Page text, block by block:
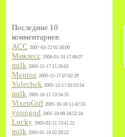
Последние 10
комментариев:
ACC 2007-03-22 01:36:09
Миклесс 2006-01-24 17:06:07
milk 2005-12-17 11:26:02
Mentoz 2005-12-17 07:02:29
Yulechek 2005-12-17 03:53:34
milk 2005-10-11 13:54:35
VixenGirl 2005-10-10 11:42:33
youngod 2005-10-09 18:52:16
Lucky 2005-03-11 23:41:22
milk 2005-01-24 02:20:22